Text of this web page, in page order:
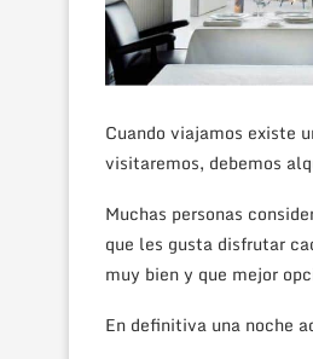
Cuando viajamos existe
visitaremos, debemos
Muchas personas
que les gusta disfrutar
muy bien y que mejor
En definitiva una noche